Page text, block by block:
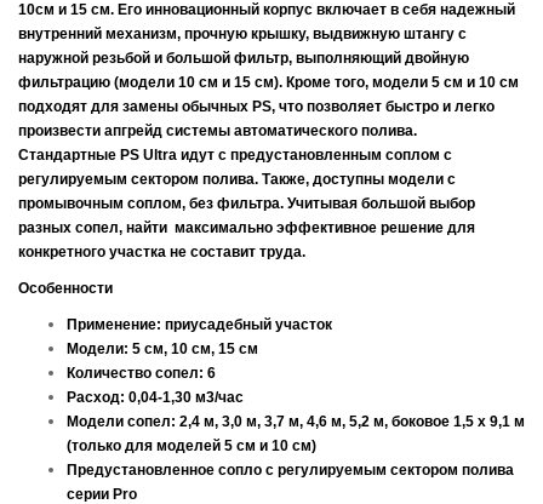
10см и 15 см. Его инновационный корпус включает в себя надежный
внутренний механизм, прочную крышку, выдвижную штангу с
наружной резьбой и большой фильтр, выполняющий двойную
фильтрацию (модели 10 см и 15 см). Кроме того, модели 5 см и 10 см
подходят для замены обычных PS, что позволяет быстро и легко
произвести апгрейд системы автоматического полива.
Стандартные PS Ultra идут с предустановленным соплом с
регулируемым сектором полива. Также, доступны модели с
промывочным соплом, без фильтра. Учитывая большой выбор
разных сопел, найти максимально эффективное решение для
конкретного участка не составит труда.
Особенности
Применение: приусадебный участок
Модели: 5 см, 10 см, 15 см
Количество сопел: 6
Расход: 0,04-1,30 м3/час
Модели сопел: 2,4 м, 3,0 м, 3,7 м, 4,6 м, 5,2 м, боковое 1,5 х 9,1 м
(только для моделей 5 см и 10 см)
Предустановленное сопло с регулируемым сектором полива
серии Pro